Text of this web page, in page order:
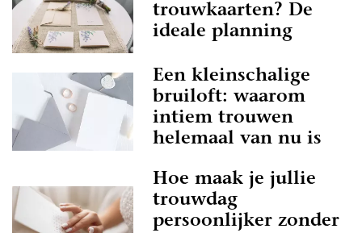
kaarten.
in Brussel - België
of een luxe trouwkaart zoekt, bij Trouwen.nl
voor jouw bruiloft. Met de vele opties voor
ontwerpen, kun je er zeker van zijn dat
de stijl van je bruiloft. Je kunt de kaarten
via de professionals op onze website en
trouwkaarten? De
ideale planning
Een kleinschalige
bruiloft: waarom
intiem trouwen
helemaal van nu is
Hoe maak je jullie
trouwdag
persoonlijker zonder